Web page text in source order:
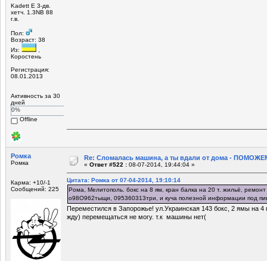
Kadett E 3-дв.
хетч. 1.3NB 88
г.в.
Пол:
Возраст: 38
Из:
Коростень
Регистрация:
08.01.2013
Активность за 30
дней
0%
Offline
Ромка
Ромка
Карма: +10/-1
Сообщений: 225
Re: Сломалась машина, а ты вдали от дома -
« Ответ #522 : 08-07-2014, 19:44:04 »
Цитата: Ромка от 07-04-2014, 19:10:14
Рома, Мелитополь. бокс на 8 ям, кран балка на 20 т. жильё,
о98О962тыщи, 095360313три, и куча полезной информации под
Переместился в Запорожье! ул.Украинская 143 бокс, 2 ямы на
жду) перемещаться не могу. т.к машины нет(